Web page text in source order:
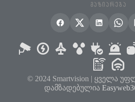
ᲒᲐᲖᲘᲐᲠᲔᲑᲐ
© 2024 Smartvision | ყველა
დამზადებულია